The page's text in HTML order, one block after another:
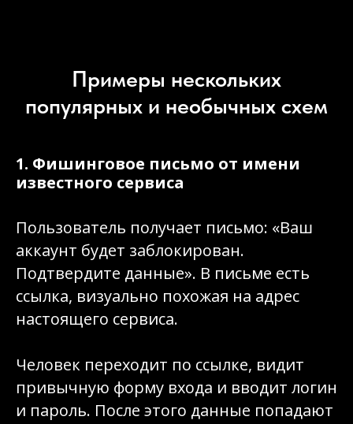
Примеры нескольких
популярных и необычных схем
1. Фишинговое письмо от имени
известного сервиса
Пользователь получает письмо: «Ваш
аккаунт будет заблокирован.
Подтвердите данные». В письме есть
ссылка, визуально похожая на адрес
настоящего сервиса.
Человек переходит по ссылке, видит
привычную форму входа и вводит логин
и пароль. После этого данные попадают